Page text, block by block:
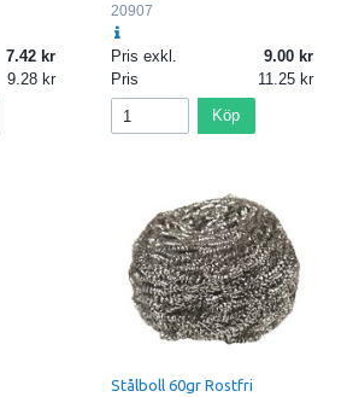
7.42
9.28
20907
Pris exkl.
9.00
Pris
11.25
Köp
Stålboll 60gr Rostfri